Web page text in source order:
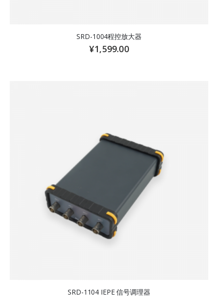
SRD-1004程控放大器
¥1,599.00
SRD-1104 IEPE 信号调理器